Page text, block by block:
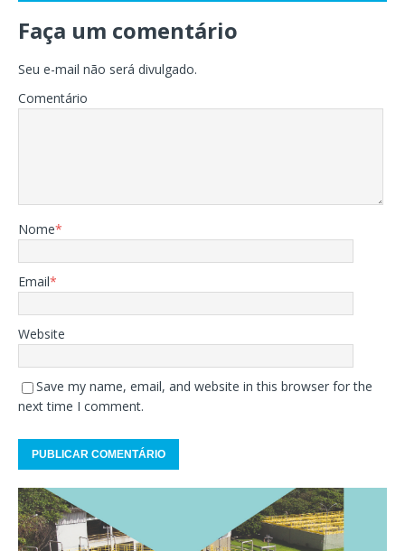
Faça um comentário
Seu e-mail não será divulgado.
Comentário
Nome*
Email*
Website
Save my name, email, and website in this browser for the
next time I comment.